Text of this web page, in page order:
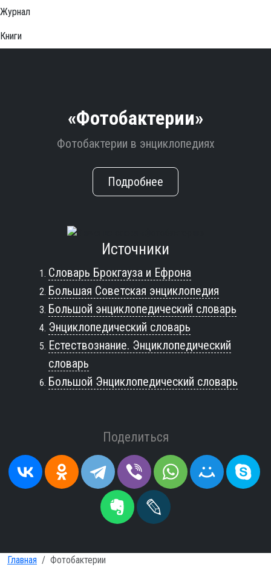
Журнал
Книги
«Фотобактерии»
Фотобактерии в энциклопедиях
Подробнее
Источники
Словарь Брокгауза и Ефрона
Большая Советская энциклопедия
Большой энциклопедический словарь
Энциклопедический словарь
Естествознание. Энциклопедический
словарь
Большой Энциклопедический словарь
Поделиться
Главная Фотобактерии